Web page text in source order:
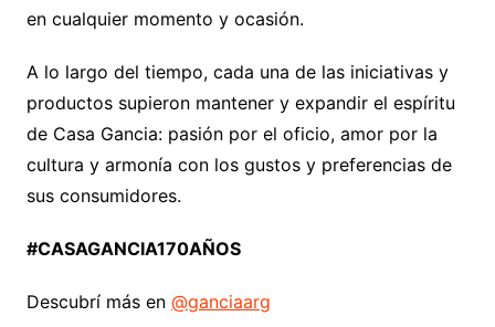
en cualquier momento y ocasión.
A lo largo del tiempo, cada una de las iniciativas y
productos supieron mantener y expandir el espíritu
de Casa Gancia: pasión por el oficio, amor por la
cultura y armonía con los gustos y preferencias de
sus consumidores.
#CASAGANCIA170AÑOS
Descubrí más en @ganciaarg